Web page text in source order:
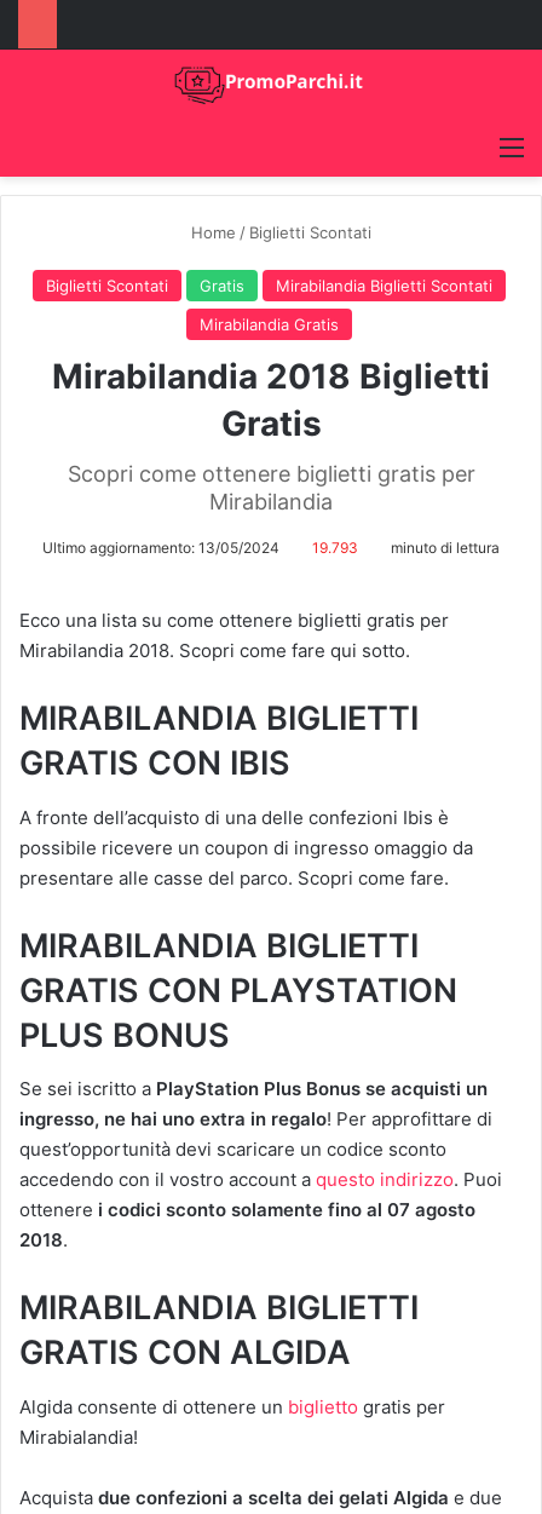
Home / Biglietti Scontati
Biglietti Scontati Gratis
Mirabilandia Biglietti Scontati
Mirabilandia Gratis
Mirabilandia 2018 Biglietti
Gratis
Scopri come ottenere biglietti gratis per
Mirabilandia
Ultimo aggiornamento: 13/05/2024 19.793 minuto di lettura
Ecco una lista su come ottenere biglietti gratis per
Mirabilandia 2018. Scopri come fare qui sotto.
MIRABILANDIA BIGLIETTI
GRATIS CON IBIS
A fronte dell’acquisto di una delle confezioni Ibis è
possibile ricevere un coupon di ingresso omaggio da
presentare alle casse del parco. Scopri come fare.
MIRABILANDIA BIGLIETTI
GRATIS CON PLAYSTATION
PLUS BONUS
Se sei iscritto a PlayStation Plus Bonus se acquisti un
ingresso, ne hai uno extra in regalo! Per approfittare di
quest’opportunità devi scaricare un codice sconto
accedendo con il vostro account a questo indirizzo. Puoi
ottenere i codici sconto solamente fino al 07 agosto
2018.
MIRABILANDIA BIGLIETTI
GRATIS CON ALGIDA
Algida consente di ottenere un biglietto gratis per
Mirabialandia!
Acquista due confezioni a scelta dei gelati Algida e due